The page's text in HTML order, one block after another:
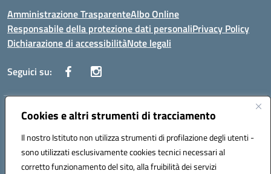
Cookies e altri strumenti di tracciamento
Il nostro Istituto non utilizza strumenti di profilazione degli utenti -
sono utilizzati esclusivamente cookies tecnici necessari al
corretto funzionamento del sito, alla fruibilità dei servizi
Amministrazione TrasparenteAlbo Online
Responsabile della protezione dati personaliPrivacy Policy
Dichiarazione di accessibilitàNote legali
Seguici su:
Indirizzo:Corso Vittorio Emanuele, 27 90133 - Palermo
Posta elettronica certificata (PEC):pais03600r@pec.istruzione.it
Codice fiscale: 97308550827